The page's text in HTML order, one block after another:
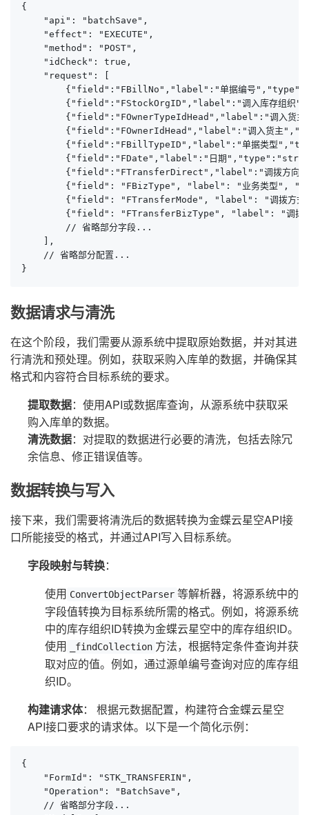
{
    "api": "batchSave",
    "effect": "EXECUTE",
    "method": "POST",
    "idCheck": true,
    "request": [
{"field":"FBillNo","label":"单据编号
{"field":"FStockOrgID","label":"调入库存组
{"field":"FOwnerTypeIdHead","label":"调入货
{"field":"FOwnerIdHead","label":"调入货主
{"field":"FBillTypeID","label":"单据类型
{"field":"FDate","label":"日期
{"field":"FTransferDirect","label":"调拨方向
{"field": "FBizType", "label": "业务类型",
{"field": "FTransferMode", "label": "调拨方
{"field": "FTransferBizType", "label": "调
        // 省略部分字段...
    ],
    // 省略部分配置...
}
数据请求与清洗
在这个阶段，我们需要从源系统中提取原始数据，并对其进
行清洗和预处理。例如，获取采购入库单的数据，并确保其
格式和内容符合目标系统的要求。
提取数据：使用API或数据库查询，从源系统中获取采
购入库单的数据。
清洗数据：对提取的数据进行必要的清洗，包括去除冗
余信息、修正错误值等。
数据转换与写入
接下来，我们需要将清洗后的数据转换为金蝶云星空API接
口所能接受的格式，并通过API写入目标系统。
字段映射与转换：
使用 ConvertObjectParser 等解析器，将源系统中的
字段值转换为目标系统所需的格式。例如，将源系统
中的库存组织ID转换为金蝶云星空中的库存组织ID。
使用
_findCollection 方法，根据特定条件查询并获
取对应的值。例如，通过源单编号查询对应的库存组
织ID。
构建请求体： 根据元数据配置，构建符合金蝶云星空
API接口要求的请求体。以下是一个简化示例：
{
    "FormId": "STK_TRANSFERIN",
    "Operation": "BatchSave",
    // 省略部分字段...